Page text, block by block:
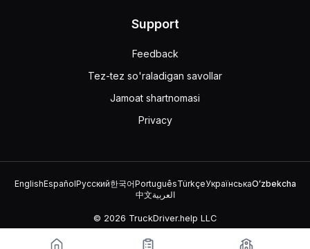
Support
Feedback
Tez-tez so'raladigan savollar
Jamoat shartnomasi
Privacy
EnglishEspañolРусский한국어PortuguêsTürkçeУкраїнськаOʻzbekcha
中文العربية
© 2026 TruckDriver.help LLC
Platforma kompaniyaga tegishli va davlat tashkilotlari bilan aloqasi